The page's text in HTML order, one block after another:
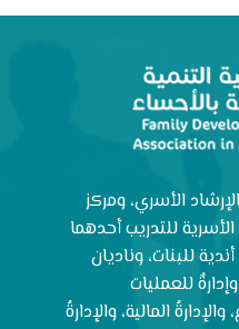
مركز الإرشاد الأسري، ومركز
للتدريب أحدهما
للبنات، وناديان
للعمليات
المالية، والإدارةُ